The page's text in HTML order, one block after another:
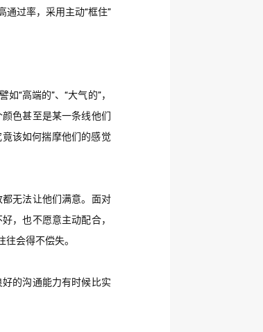
过率，采用主动“框住”
“高端的”、“大气的”，
色甚至是某一条线他们
该如何揣摩他们的感觉
无法让他们满意。面对
，也不愿意主动配合，
会得不偿失。
的沟通能力有时候比实